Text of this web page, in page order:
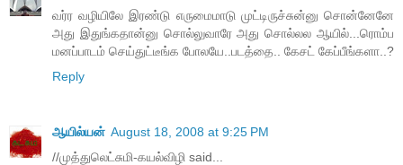
வர்ர வழியிலே இரண்டு எருமைமாடு முட்டிருச்சுன்னு சொன்னேனே
அது இதுங்கதான்னு சொல்லுவாரே அது சொல்லல ஆயில்...ரொம்ப
மனப்பாடம் செய்துட்டீங்க போலயே..படத்தை.. கேசட் கேப்பீங்களா..?
Reply
ஆயில்யன் August 18, 2008 at 9:25 PM
//முத்துலெட்சுமி-கயல்விழி said...